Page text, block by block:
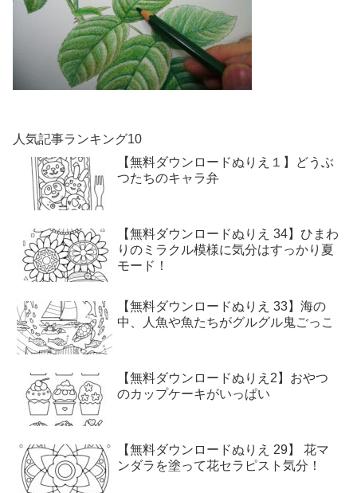
人気記事ランキング10
【無料ダウンロードぬりえ１】どうぶ
つたちのキャラ弁
【無料ダウンロードぬりえ 34】ひまわ
りのミラクル模様に気分はすっかり夏
モード！
【無料ダウンロードぬりえ 33】海の
中、人魚や魚たちがグルグル鬼ごっこ
【無料ダウンロードぬりえ2】おやつ
のカップケーキがいっぱい
【無料ダウンロードぬりえ 29】 花マ
ンダラを塗って花セラピスト気分！